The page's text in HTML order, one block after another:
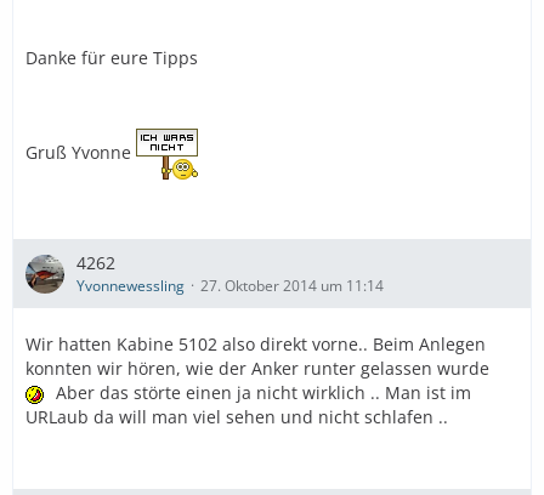
Danke für eure Tipps
Gruß Yvonne
4262
Yvonnewessling 27. Oktober 2014 um 11:14
Wir hatten Kabine 5102 also direkt vorne.. Beim Anlegen
konnten wir hören, wie der Anker runter gelassen wurde
Aber das störte einen ja nicht wirklich .. Man ist im
URLaub da will man viel sehen und nicht schlafen ..